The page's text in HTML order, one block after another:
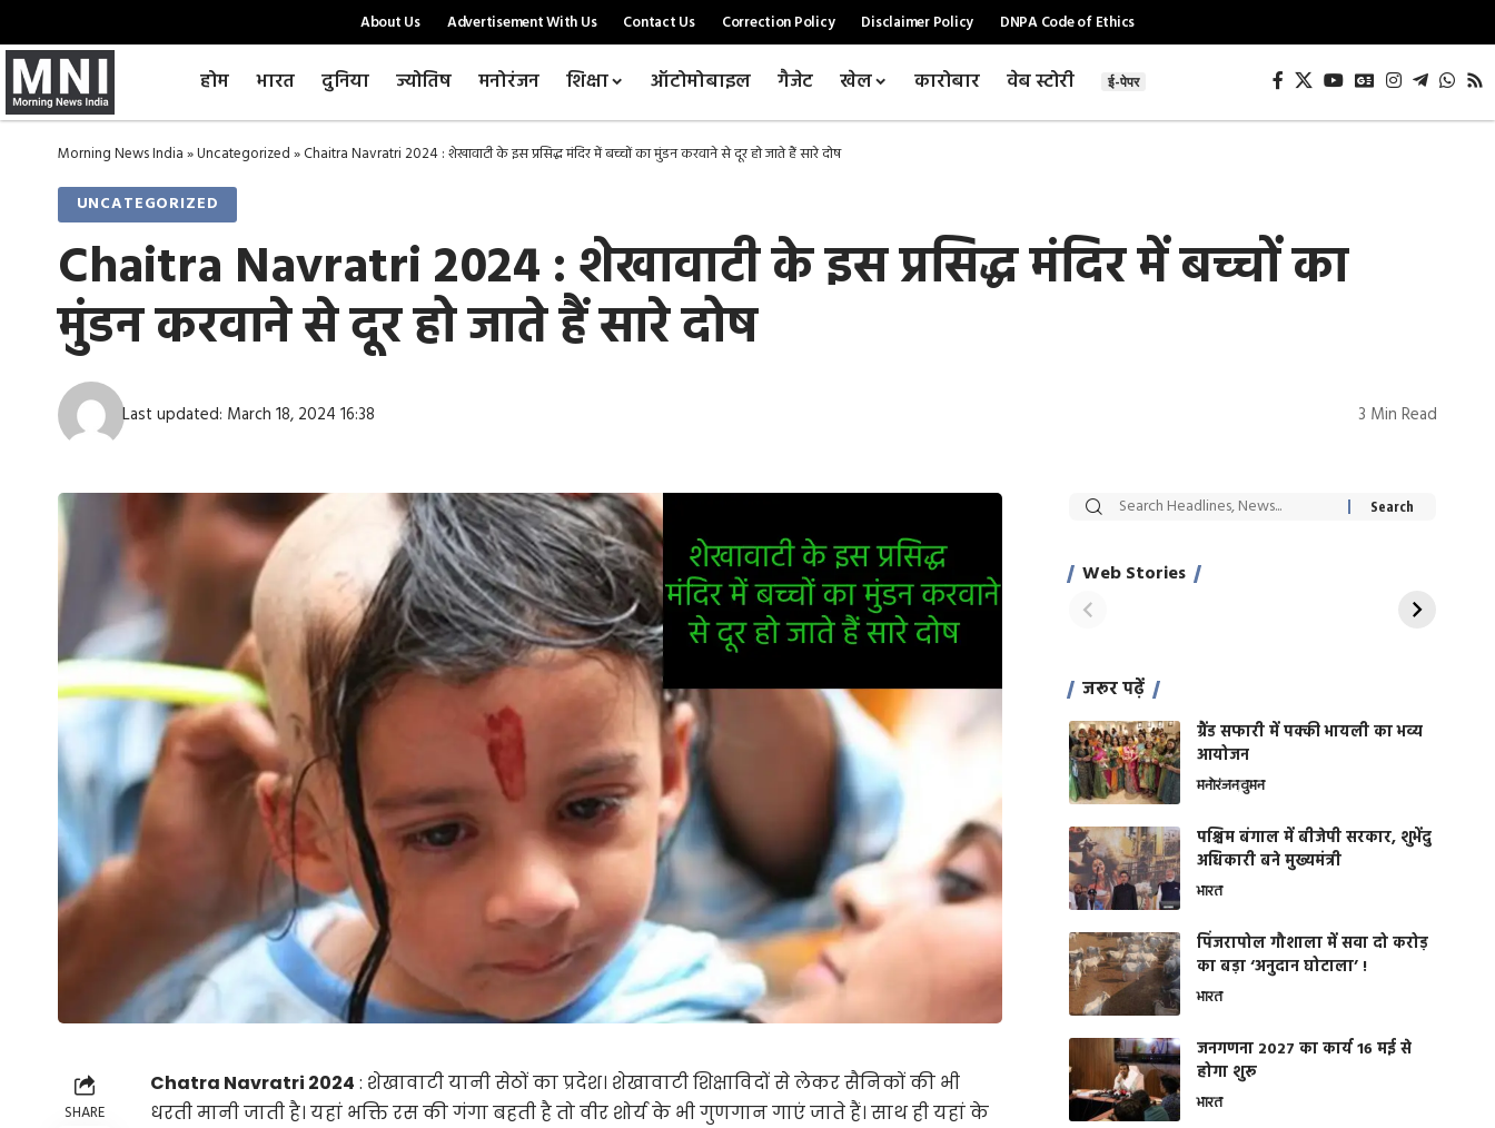
About Us Advertisement With Us Contact Us Correction Policy Disclaimer Policy DNPA Code of Ethics
होम भारत दुनिया ज्योतिष मनोरंजन शिक्षा ऑटोमोबाइल गैजेट खेल कारोबार वेब स्टोरी ई-पेपर
Morning News India»Uncategorized»Chaitra Navratri 2024 : शेखावाटी के इस प्रसिद्ध मंदिर में बच्चों का मुंडन करवाने से दूर हो जाते हैं सारे दोष
UNCATEGORIZED
Chaitra Navratri 2024 : शेखावाटी के इस प्रसिद्ध मंदिर में बच्चों का
मुंडन करवाने से दूर हो जाते हैं सारे दोष
Last updated: March 18, 2024 16:38 3 Min Read
SHARE
Chatra Navratri 2024 : शेखावाटी यानी सेठों का प्रदेश। शेखावाटी शिक्षाविदों से लेकर सैनिकों की भी
धरती मानी जाती है। यहां भक्ति रस की गंगा बहती है तो वीर शोर्य के भी गुणगान गाएं जाते हैं। साथ ही यहां के
Web Stories
सट्टेबाजी में अरेस्ट हुए
साहिल खान
रोज एक कच्चे लहसुन
जरूर पढ़ें
ग्रैंड सफारी में पक्की भायली का भव्य
आयोजन
मनोरंजनवुमन
पश्चिम बंगाल में बीजेपी सरकार, शुभेंदु
अधिकारी बने मुख्यमंत्री
भारत
​पिंजरापोल गौशाला में सवा दो करोड़
का बड़ा ‘अनुदान घोटाला’ !
भारत
जनगणना 2027 का कार्य 16 मई से
होगा शुरू
भारत